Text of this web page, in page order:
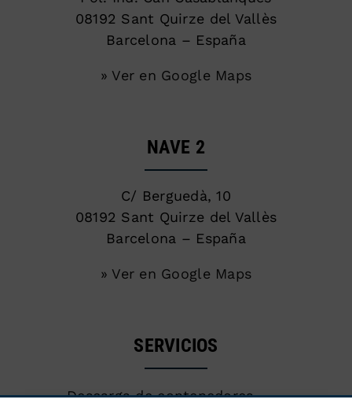
08192 Sant Quirze del Vallès
Barcelona – España
» Ver en Google Maps
NAVE 2
C/ Berguedà, 10
08192 Sant Quirze del Vallès
Barcelona – España
» Ver en Google Maps
SERVICIOS
Descarga de contenedores